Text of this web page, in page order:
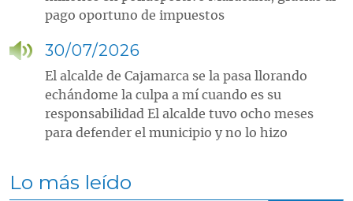
pago oportuno de impuestos
30/07/2026
El alcalde de Cajamarca se la pasa llorando
echándome la culpa a mí cuando es su
responsabilidad El alcalde tuvo ocho meses
para defender el municipio y no lo hizo
Lo más leído